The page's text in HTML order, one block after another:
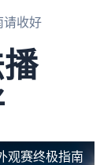
请收好
观赛终极指南